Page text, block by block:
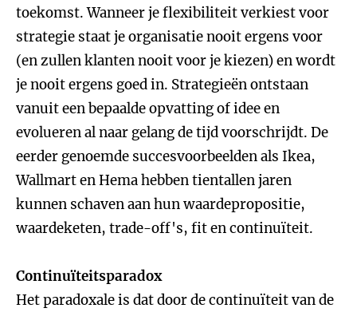
toekomst. Wanneer je flexibiliteit verkiest voor
strategie staat je organisatie nooit ergens voor
(en zullen klanten nooit voor je kiezen) en wordt
je nooit ergens goed in. Strategieën ontstaan
vanuit een bepaalde opvatting of idee en
evolueren al naar gelang de tijd voorschrijdt. De
eerder genoemde succesvoorbeelden als Ikea,
Wallmart en Hema hebben tientallen jaren
kunnen schaven aan hun waardepropositie,
waardeketen, trade-off's, fit en continuïteit.
Continuïteitsparadox
Het paradoxale is dat door de continuïteit van de